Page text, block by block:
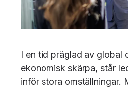
I en tid präglad av global
ekonomisk skärpa, står
inför stora omställningar.